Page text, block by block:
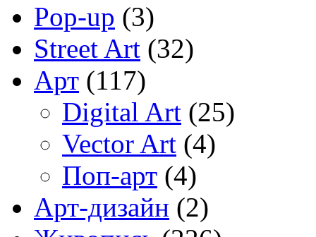
Pop-up (3)
Street Art (32)
Арт (117)
Digital Art (25)
Vector Art (4)
Поп-арт (4)
Арт-дизайн (2)